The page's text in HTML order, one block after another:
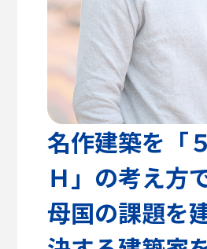
ビジネス学部
グローバル・コミュニケーション学部
名作建築を「
Ｈ」の考え方
母国の課題を